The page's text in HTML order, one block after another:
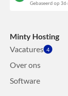
Gebaseerd op 36
Minty Hosting
Vacatures 4
Over ons
Software